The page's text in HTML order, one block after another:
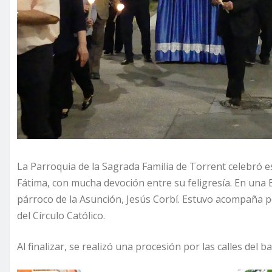
La Parroquia de la Sagrada Familia de Torrent celebró
Fátima, con mucha devoción entre su feligresía. En
párroco de la Asunción, Jesús Corbí. Estuvo
del Círculo Católico.
Al finalizar, se realizó una procesión por las calles del